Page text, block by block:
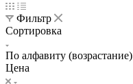
Фильтр
Сортировка
По алфавиту (возрастание)
Цена